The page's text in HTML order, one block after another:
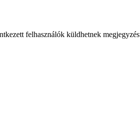
felhasználók küldhetnek